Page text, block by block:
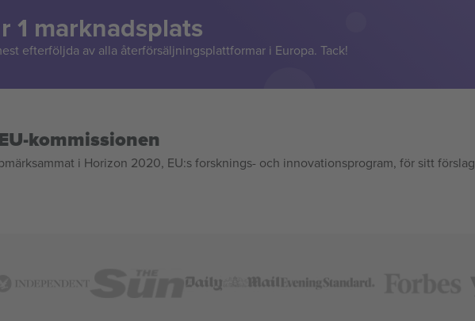
1 marknadsplats
efterföljda av alla återförsäljningsplattformar i Europa. Tack!
kommissionen
i Horizon 2020, EU:s forsknings- och innovationsprogram, för sitt förslag